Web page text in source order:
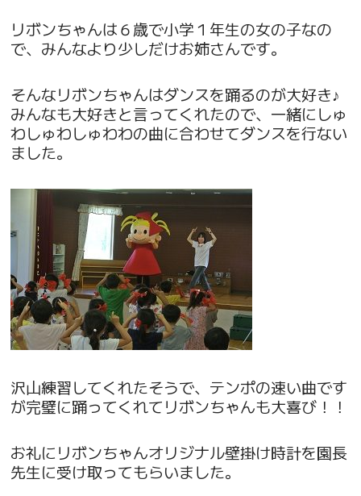
リボンちゃんは６歳で小学１年生の女の子なの
で、みんなより少しだけお姉さんです。
そんなリボンちゃんはダンスを踊るのが大好き♪
みんなも大好きと言ってくれたので、一緒にしゅ
わしゅわしゅわわの曲に合わせてダンスを行ない
ました。
沢山練習してくれたそうで、テンポの速い曲です
が完璧に踊ってくれてリボンちゃんも大喜び！！
お礼にリボンちゃんオリジナル壁掛け時計を園長
先生に受け取ってもらいました。